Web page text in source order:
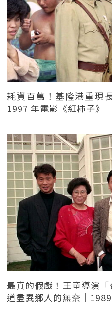
耗資百萬！基隆港重現
1997 年電影《紅柿子》
最真的假戲！王童導演「
道盡異鄉人的無奈｜1989